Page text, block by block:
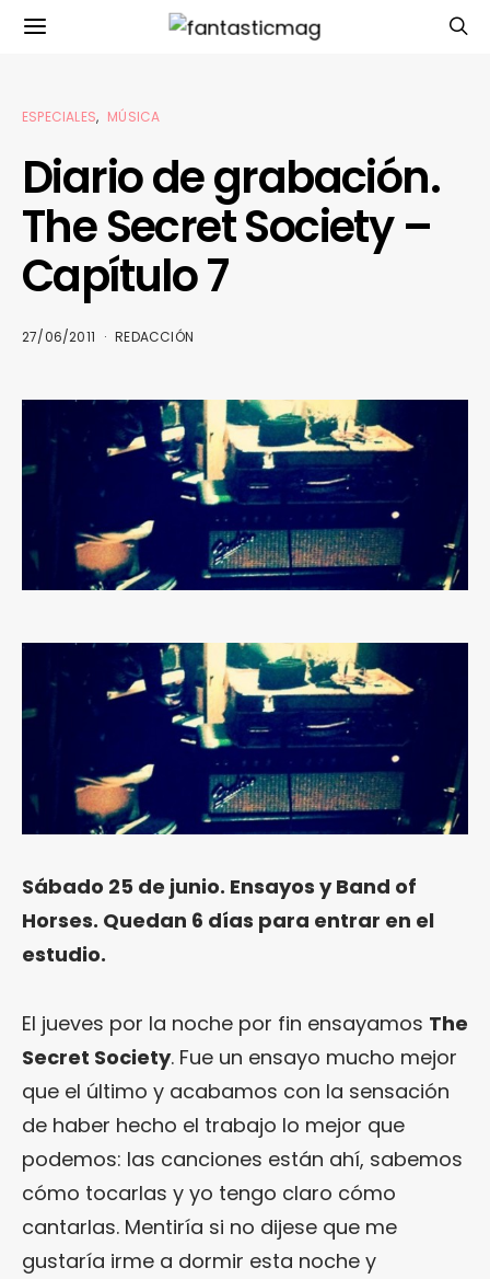
ESPECIALES MÚSICA
Diario de grabación.
The Secret Society –
Capítulo 7
27/06/2011 REDACCIÓN
Sábado 25 de junio. Ensayos y Band of
Horses. Quedan 6 días para entrar en el
estudio.
El jueves por la noche por fin ensayamos The
Secret Society. Fue un ensayo mucho mejor
que el último y acabamos con la sensación
de haber hecho el trabajo lo mejor que
podemos: las canciones están ahí, sabemos
cómo tocarlas y yo tengo claro cómo
cantarlas. Mentiría si no dijese que me
gustaría irme a dormir esta noche y